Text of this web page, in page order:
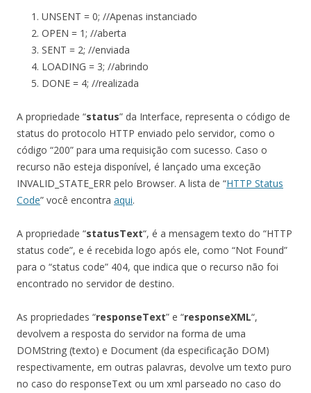
UNSENT = 0; //Apenas instanciado
OPEN = 1; //aberta
SENT = 2; //enviada
LOADING = 3; //abrindo
DONE = 4; //realizada
A propriedade “status” da Interface, representa o código de
status do protocolo HTTP enviado pelo servidor, como o
código “200” para uma requisição com sucesso. Caso o
recurso não esteja disponível, é lançado uma exceção
INVALID_STATE_ERR pelo Browser. A lista de “HTTP Status
Code” você encontra aqui.
A propriedade “statusText“, é a mensagem texto do “HTTP
status code”, e é recebida logo após ele, como “Not Found”
para o “status code” 404, que indica que o recurso não foi
encontrado no servidor de destino.
As propriedades “responseText” e “responseXML“,
devolvem a resposta do servidor na forma de uma
DOMString (texto) e Document (da especificação DOM)
respectivamente, em outras palavras, devolve um texto puro
no caso do responseText ou um xml parseado no caso do